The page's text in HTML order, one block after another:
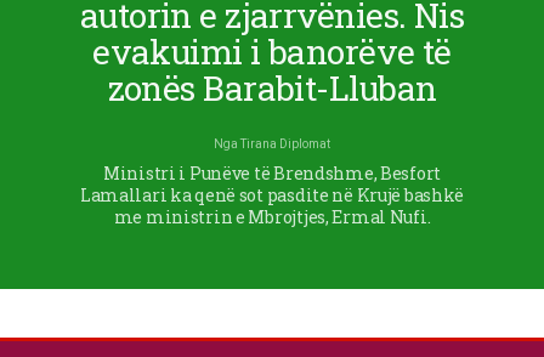
autorin e zjarrvënies. Nis
evakuimi i banorëve të
zonës Barabit-Lluban
NgaTirana Diplomat
Ministri i Punëve të Brendshme, Besfort
Lamallari ka qenë sot pasdite në Krujë bashkë
me ministrin e Mbrojtjes, Ermal Nufi.